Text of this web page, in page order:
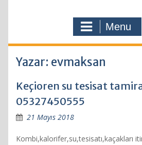
Menu
Yazar: evmaksan
Keçioren su tesisat
05327450555
21 Mayıs 2018
Kombi,kalorifer,su,tesisatı,kaçakları